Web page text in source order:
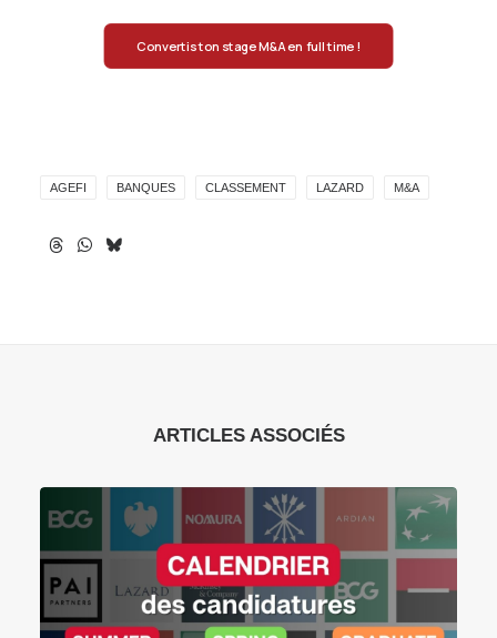
Convertis ton stage M&A en full time !
AGEFI BANQUES CLASSEMENT LAZARD M&A
ARTICLES ASSOCIÉS